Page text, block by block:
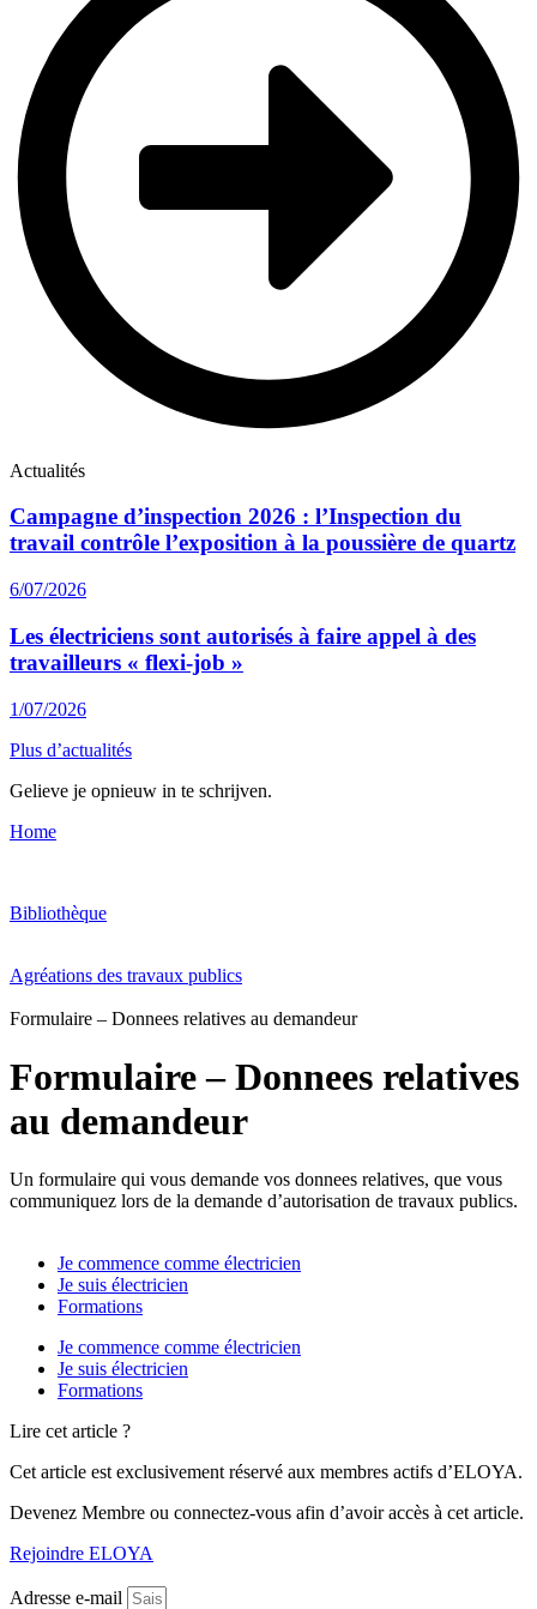
Actualités
Campagne d’inspection 2026 : l’Inspection du
travail contrôle l’exposition à la poussière de quartz
6/07/2026
Les électriciens sont autorisés à faire appel à des
travailleurs « flexi-job »
1/07/2026
Plus d’actualités
Gelieve je opnieuw in te schrijven.
Home
Bibliothèque
Agréations des travaux publics
Formulaire – Donnees relatives au demandeur
Formulaire – Donnees relatives
au demandeur
Un formulaire qui vous demande vos donnees relatives, que vous
communiquez lors de la demande d’autorisation de travaux publics.
Je commence comme électricien
Je suis électricien
Formations
Je commence comme électricien
Je suis électricien
Formations
Lire cet article ?
Cet article est exclusivement réservé aux membres actifs d’ELOYA.
Devenez Membre ou connectez-vous afin d’avoir accès à cet article.
Rejoindre ELOYA
Adresse e-mail